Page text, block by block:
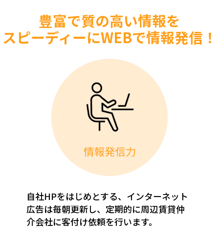
豊富で質の高い情報を
スピーディーにWEBで情報発信！
自社HPをはじめとする、インターネット
広告は毎朝更新し、定期的に周辺賃貸仲
介会社に客付け依頼を行います。